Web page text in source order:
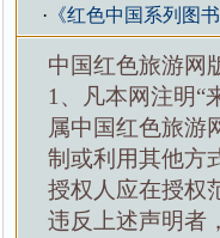
· 《红色中国系列图
中国红色旅游网
1、凡本网注明“
属中国红色旅游
制或利用其他方
授权人应在授权
违反上述声明者